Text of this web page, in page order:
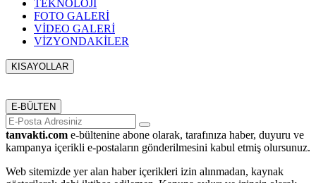
TEKNOLOJİ
FOTO GALERİ
VİDEO GALERİ
VİZYONDAKİLER
KISAYOLLAR
E-BÜLTEN
tanvakti.com e-bültenine abone olarak, tarafınıza haber, duyuru ve
kampanya içerikli e-postaların gönderilmesini kabul etmiş olursunuz.
Web sitemizde yer alan haber içerikleri izin alınmadan, kaynak